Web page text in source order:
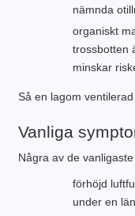
nämnda
organiskt
trossbotten
minskar
Så en lagom
Vanliga
Några av de
förhöjd
under en